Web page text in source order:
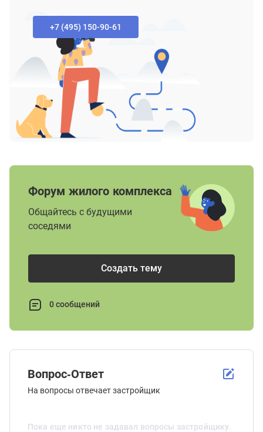
Форум жилого комплекса
Общайтесь с будущими
соседями
Создать тему
0 сообщений
Вопрос-Ответ
На вопросы отвечает застройщик
Пока еще никто не задавал вопросы застройщику.
+7 (495) 150-90-61‬